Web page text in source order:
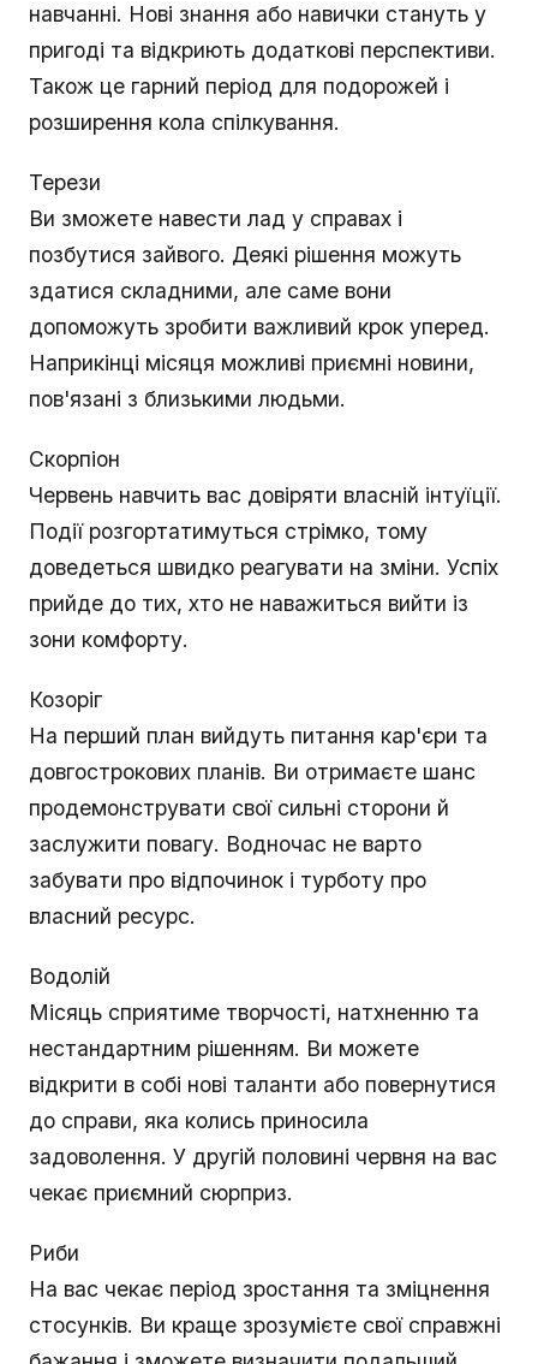
навчанні. Нові знання або навички стануть у
пригоді та відкриють додаткові перспективи.
Також це гарний період для подорожей і
розширення кола спілкування.
Терези
Ви зможете навести лад у справах і
позбутися зайвого. Деякі рішення можуть
здатися складними, але саме вони
допоможуть зробити важливий крок уперед.
Наприкінці місяця можливі приємні новини,
пов'язані з близькими людьми.
Скорпіон
Червень навчить вас довіряти власній інтуїції.
Події розгортатимуться стрімко, тому
доведеться швидко реагувати на зміни. Успіх
прийде до тих, хто не наважиться вийти із
зони комфорту.
Козоріг
На перший план вийдуть питання кар'єри та
довгострокових планів. Ви отримаєте шанс
продемонструвати свої сильні сторони й
заслужити повагу. Водночас не варто
забувати про відпочинок і турботу про
власний ресурс.
Водолій
Місяць сприятиме творчості, натхненню та
нестандартним рішенням. Ви можете
відкрити в собі нові таланти або повернутися
до справи, яка колись приносила
задоволення. У другій половині червня на вас
чекає приємний сюрприз.
Риби
На вас чекає період зростання та зміцнення
стосунків. Ви краще зрозумієте свої справжні